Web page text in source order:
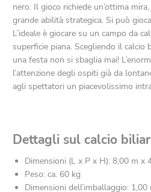
nero. Il gioco richiede un’ottima
grande abilità strategica. Si può
L’ideale è giocare su un campo da
superficie piana. Scegliendo il calcio
una festa non si sbaglia mai!
l’attenzione degli ospiti già da
agli spettatori un piacevolissimo
Dettagli sul calcio
Dimensioni (L x P x H): 8,00 m x
Peso: ca. 60 kg
Dimensioni dell’imballaggio: